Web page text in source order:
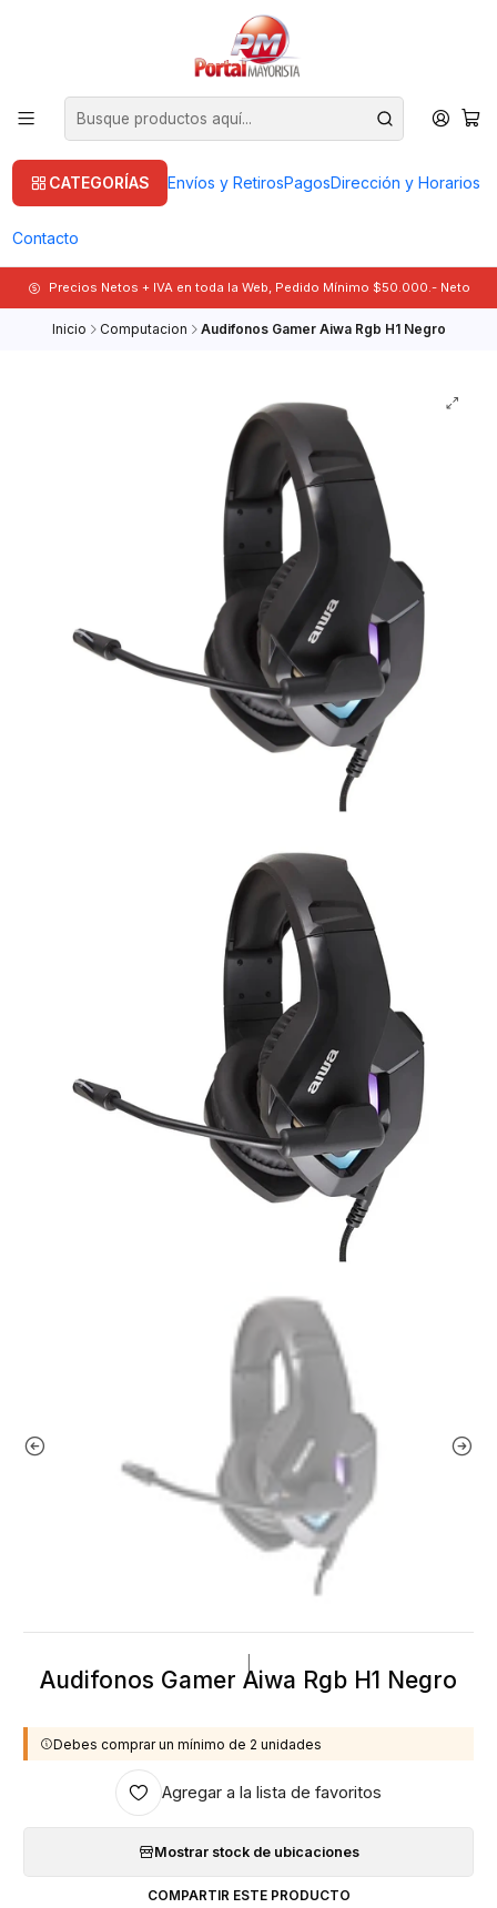
CATEGORÍAS Envíos y RetirosPagosDirección y Horarios
Contacto
Precios Netos + IVA en toda la Web, Pedido Mínimo $50.000.- Neto
Inicio Computacion Audifonos Gamer Aiwa Rgb H1 Negro
Audifonos Gamer Aiwa Rgb H1 Negro
Debes comprar un mínimo de 2 unidades
Agregar a la lista de favoritos
Mostrar stock de ubicaciones
COMPARTIR ESTE PRODUCTO